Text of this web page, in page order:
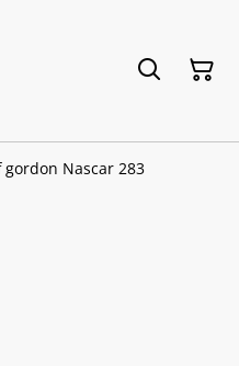
gordon Nascar 283